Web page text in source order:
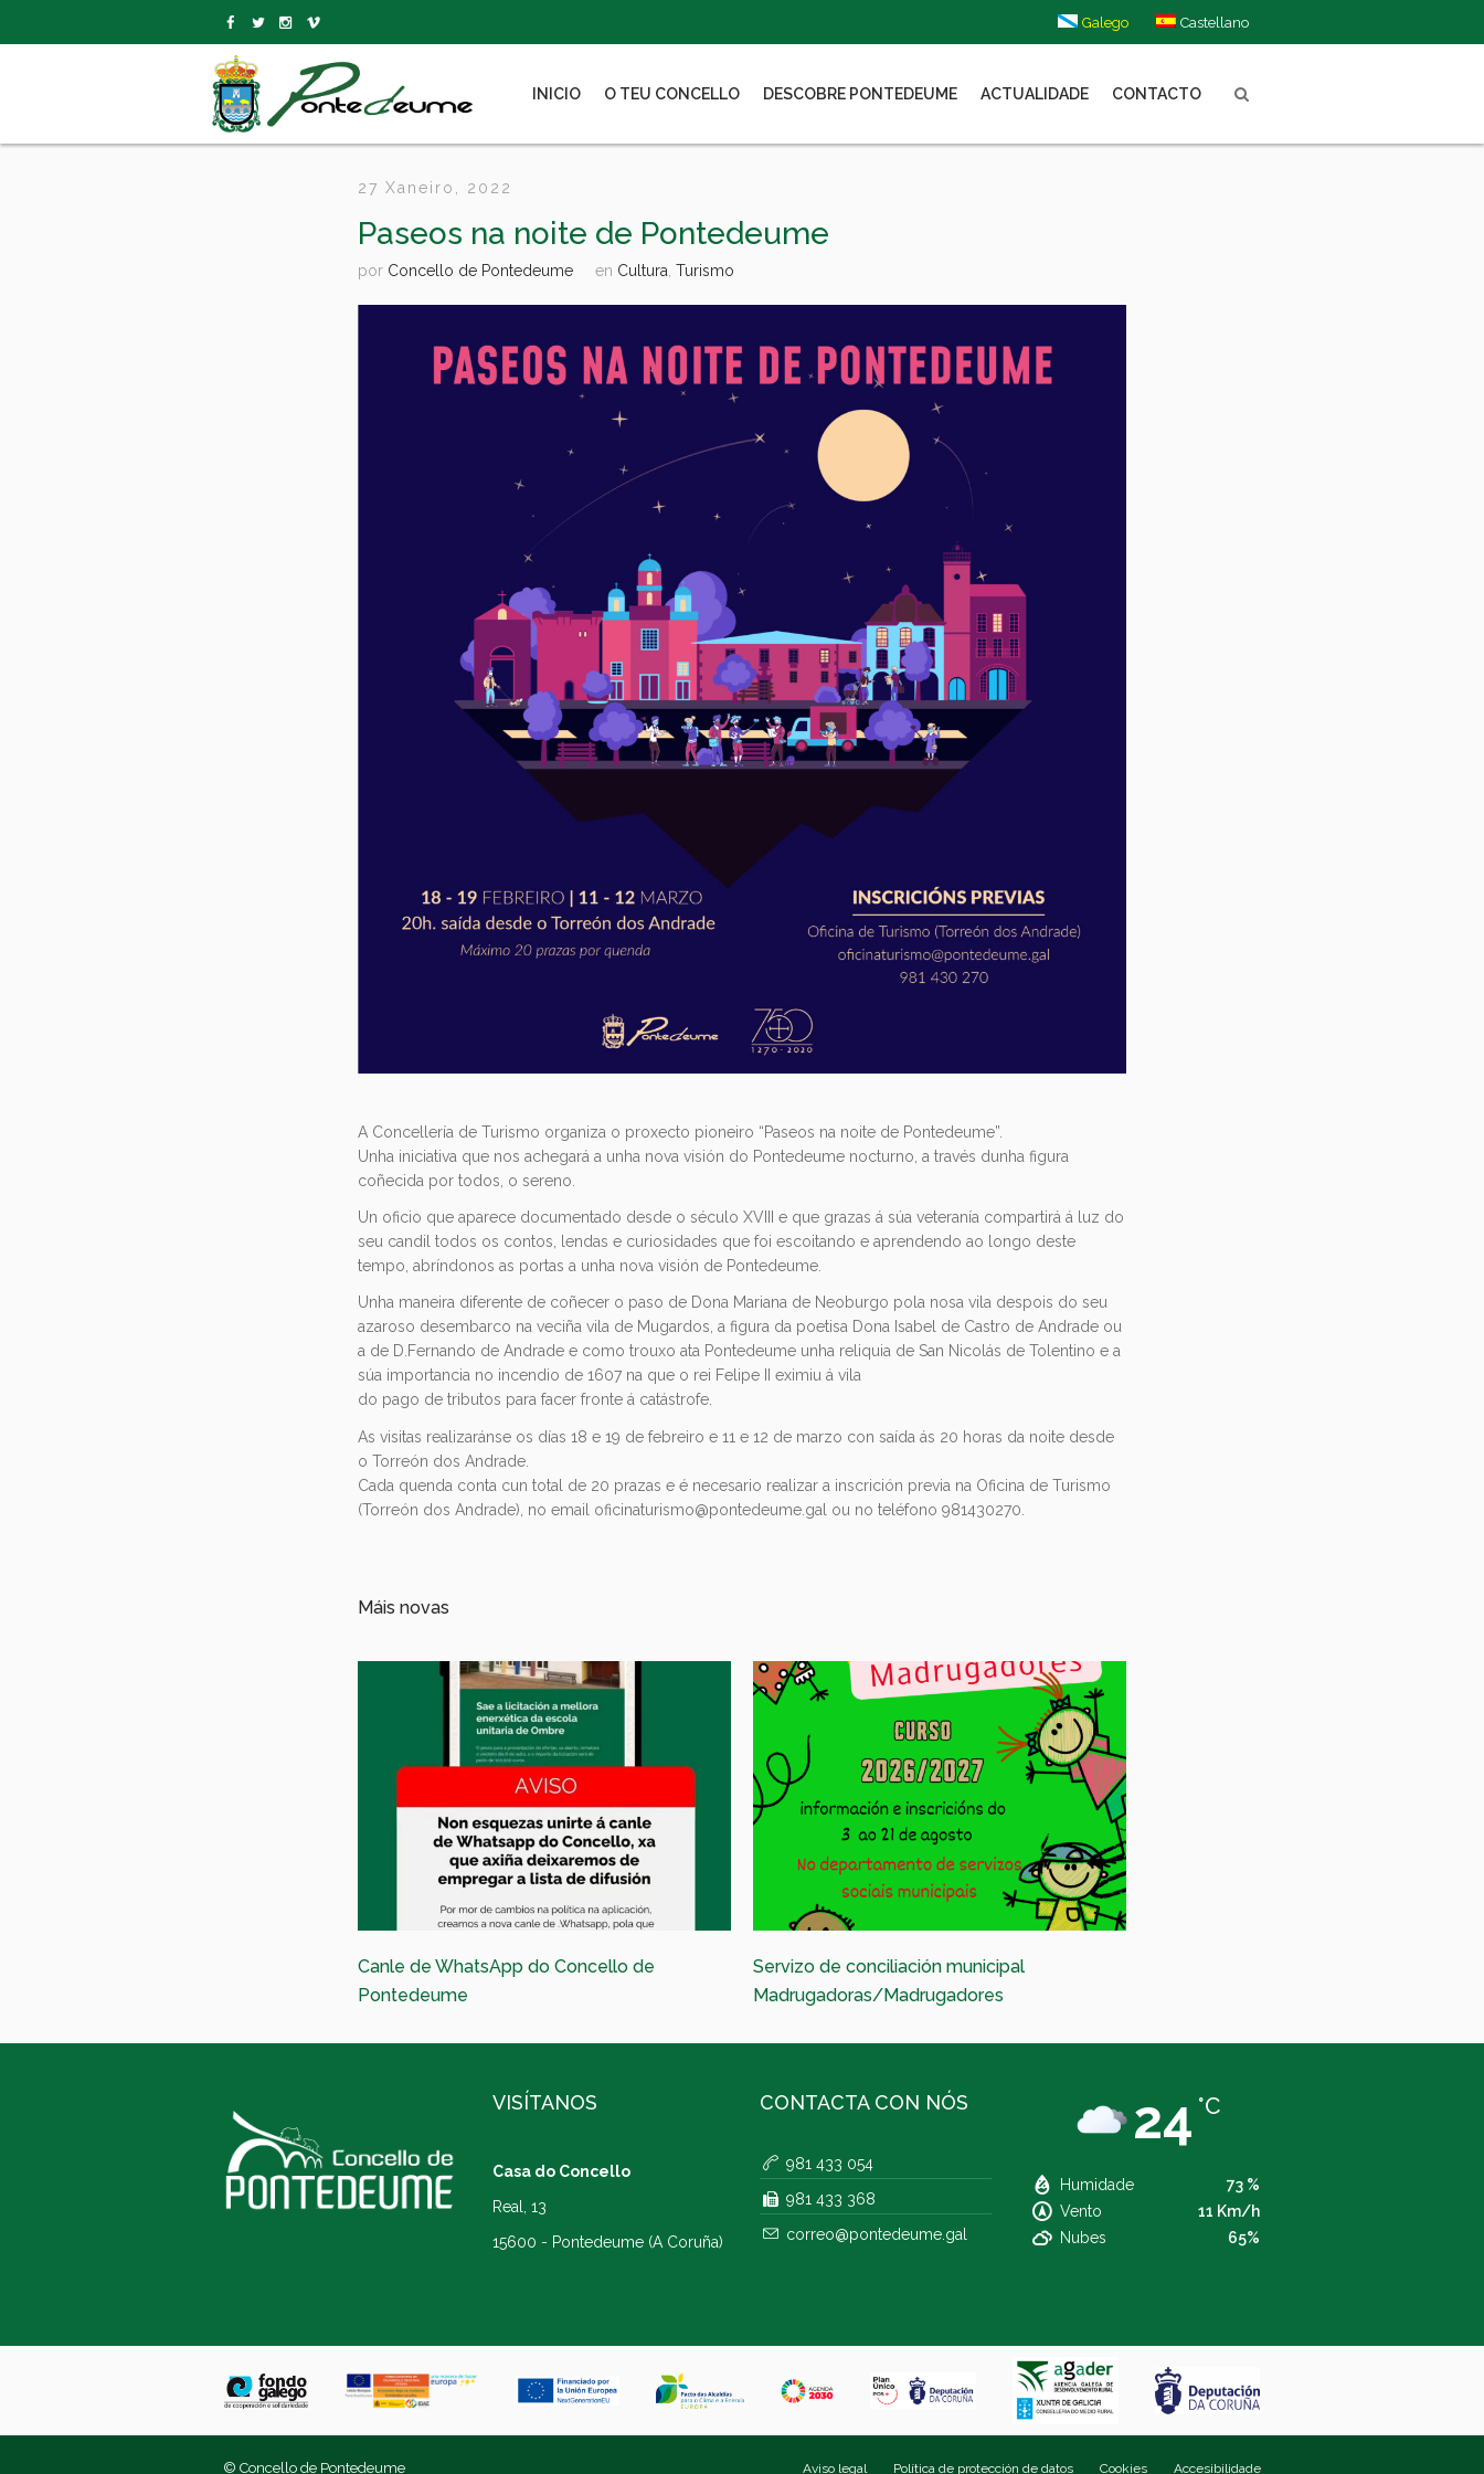
Galego Castellano
INICIO O TEU CONCELLO DESCOBRE PONTEDEUME ACTUALIDADE CONTACTO
27 Xaneiro, 2022
Paseos na noite de Pontedeume
por Concello de Pontedeume en Cultura ,Turismo
A Concellería de Turismo organiza o proxecto pioneiro “Paseos na noite de Pontedeume”.
Unha iniciativa que nos achegará a unha nova visión do Pontedeume nocturno, a través dunha figura
coñecida por todos, o sereno.
Un oficio que aparece documentado desde o século XVIII e que grazas á súa veteranía compartirá á luz do
seu candil todos os contos, lendas e curiosidades que foi escoitando e aprendendo ao longo deste
tempo, abríndonos as portas a unha nova visión de Pontedeume.
Unha maneira diferente de coñecer o paso de Dona Mariana de Neoburgo pola nosa vila despois do seu
azaroso desembarco na veciña vila de Mugardos, a figura da poetisa Dona Isabel de Castro de Andrade ou
a de D.Fernando de Andrade e como trouxo ata Pontedeume unha reliquia de San Nicolás de Tolentino e a
súa importancia no incendio de 1607 na que o rei Felipe II eximiu á vila
do pago de tributos para facer fronte á catástrofe.
As visitas realizaránse os días 18 e 19 de febreiro e 11 e 12 de marzo con saída ás 20 horas da noite desde
o Torreón dos Andrade.
Cada quenda conta cun total de 20 prazas e é necesario realizar a inscrición previa na Oficina de Turismo
(Torreón dos Andrade), no email oficinaturismo@pontedeume.gal ou no teléfono 981430270.
Máis novas
Canle de WhatsApp do Concello de
Pontedeume
Servizo de conciliación municipal
Madrugadoras/Madrugadores
VISÍTANOS
Casa do Concello
Real, 13
15600 - Pontedeume (A Coruña)
CONTACTA CON NÓS
981 433 054
981 433 368
correo@pontedeume.gal
24 °C
Humidade
73 %
Vento
11 Km/h
Nubes
65%
Aviso legal Política de protección de datos Cookies Accesibilidade
© Concello de Pontedeume